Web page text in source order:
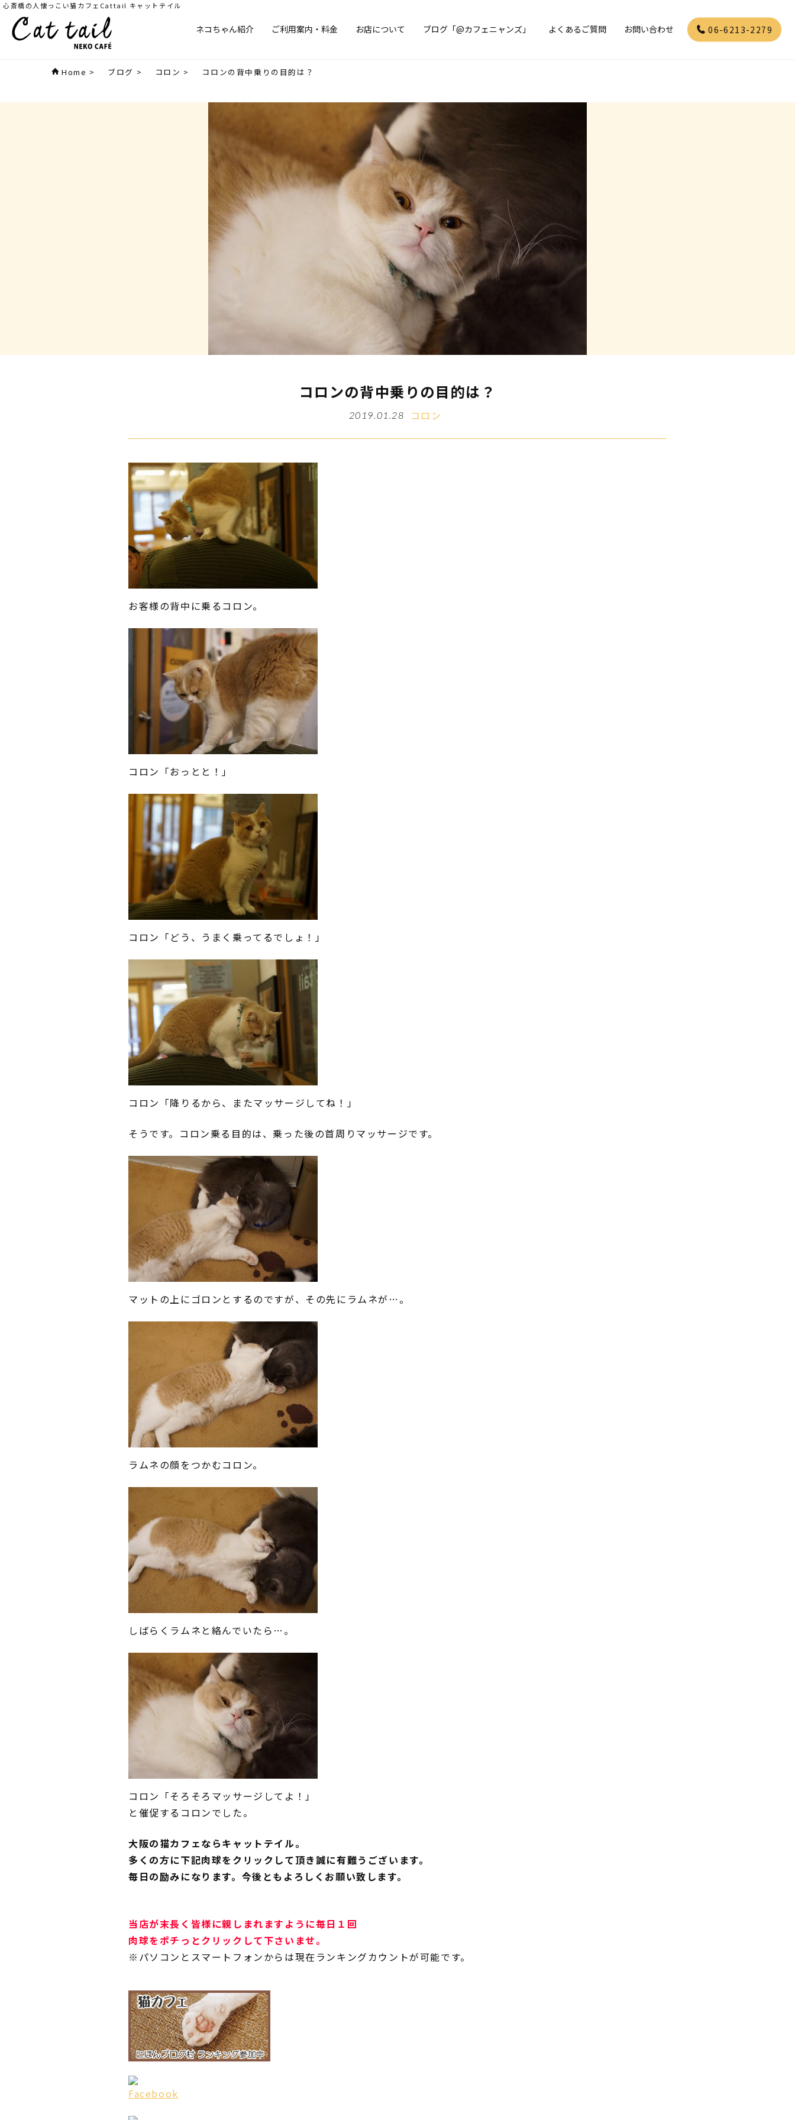
心斎橋の人懐っこい猫カフェCattail キャットテイル
ネコちゃん紹介 ご利用案内・料金 お店について ブログ「@カフェニャンズ」 よくあるご質問 お問い合わせ 06-6213-2279
Home > ブログ > コロン > コロンの背中乗りの目的は？
コロンの背中乗りの目的は？
2019.01.28 コロン
お客様の背中に乗るコロン。
コロン「おっとと！」
コロン「どう、うまく乗ってるでしょ！」
コロン「降りるから、またマッサージしてね！」
そうです。コロン乗る目的は、乗った後の首周りマッサージです。
マットの上にゴロンとするのですが、その先にラムネが…。
ラムネの顔をつかむコロン。
しばらくラムネと絡んでいたら…。
コロン「そろそろマッサージしてよ！」
と催促するコロンでした。
大阪の猫カフェならキャットテイル。
多くの方に下記肉球をクリックして頂き誠に有難うございます。
毎日の励みになります。今後ともよろしくお願い致します。
当店が末長く皆様に親しまれますように毎日１回
肉球をポチっとクリックして下さいませ。
※パソコンとスマートフォンからは現在ランキングカウントが可能です。